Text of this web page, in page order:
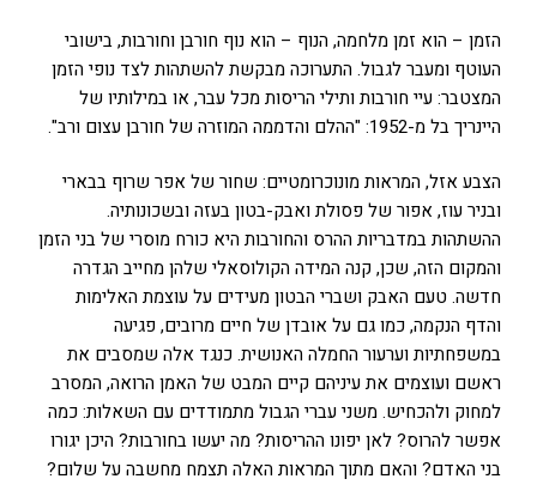
הזמן – הוא זמן מלחמה, הנוף – הוא נוף חורבן וחורבות, בישובי
העוטף ומעבר לגבול. התערוכה מבקשת להשתהות לצד נופי הזמן
המצטבר: עיי חורבות ותילי הריסות מכל עבר, או במילותיו של
היינריך בל מ-1952: "ההלם והדממה המוזרה של חורבן עצום ורב".
הצבע אזל, המראות מונוכרומטיים: שחור של אפר שרוף בבארי
ובניר עוז, אפור של פסולת ואבק-בטון בעזה ובשכונותיה.
ההשתהות במדבריות ההרס והחורבות היא כורח מוסרי של בני הזמן
והמקום הזה, שכן, קנה המידה הקולוסאלי שלהן מחייב הגדרה
חדשה. טעם האבק ושברי הבטון מעידים על עוצמת האלימות
והדף הנקמה, כמו גם על אובדן של חיים מרובים, פגיעה
במשפחתיות וערעור החמלה האנושית. כנגד אלה שמסבים את
ראשם ועוצמים את עיניהם קיים המבט של האמן הרואה, המסרב
למחוק ולהכחיש. משני עברי הגבול מתמודדים עם השאלות: כמה
אפשר להרוס? לאן יפונו ההריסות? מה יעשו בחורבות? היכן יגורו
בני האדם? והאם מתוך המראות האלה תצמח מחשבה על שלום?